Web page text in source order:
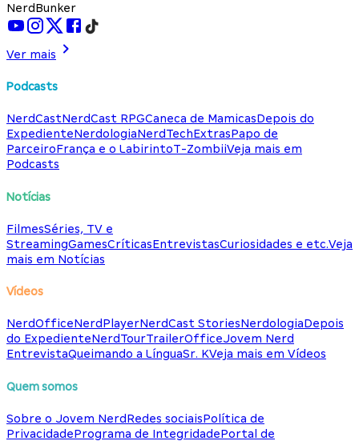
NerdBunker
Ver mais
Podcasts
NerdCastNerdCast RPGCaneca de MamicasDepois do
ExpedienteNerdologiaNerdTechExtrasPapo de
ParceiroFrança e o LabirintoT-ZombiiVeja mais em
Podcasts
Notícias
FilmesSéries, TV e
StreamingGamesCríticasEntrevistasCuriosidades e etc.Veja
mais em Notícias
Vídeos
NerdOfficeNerdPlayerNerdCast StoriesNerdologiaDepois
do ExpedienteNerdTourTrailerOfficeJovem Nerd
EntrevistaQueimando a LínguaSr. KVeja mais em Vídeos
Quem somos
Sobre o Jovem NerdRedes sociaisPolítica de
PrivacidadePrograma de IntegridadePortal de